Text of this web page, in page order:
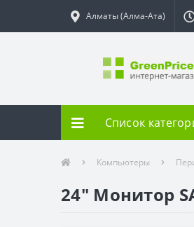
Алматы (Алма-Ата)
Список
Компьютеры
24" Монитор